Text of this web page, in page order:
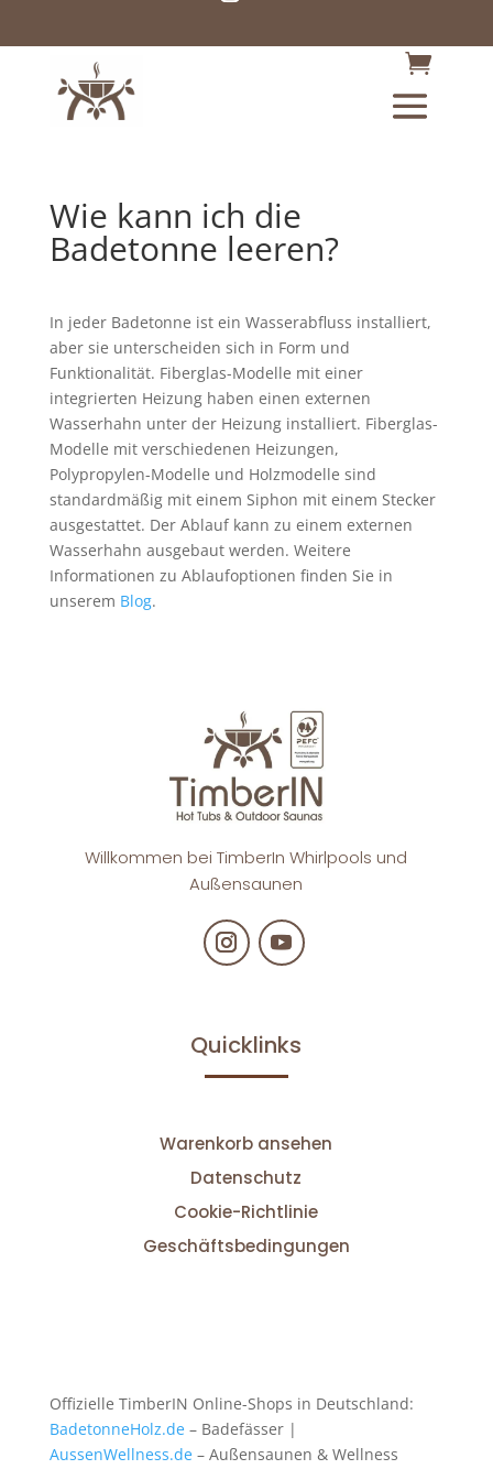
Wie kann ich die
Badetonne leeren?
In jeder Badetonne ist ein Wasserabfluss installiert,
aber sie unterscheiden sich in Form und
Funktionalität. Fiberglas-Modelle mit einer
integrierten Heizung haben einen externen
Wasserhahn unter der Heizung installiert. Fiberglas-
Modelle mit verschiedenen Heizungen,
Polypropylen-Modelle und Holzmodelle sind
standardmäßig mit einem Siphon mit einem Stecker
ausgestattet. Der Ablauf kann zu einem externen
Wasserhahn ausgebaut werden. Weitere
Informationen zu Ablaufoptionen finden Sie in
unserem Blog.
Willkommen bei TimberIn Whirlpools und
Außensaunen
Quicklinks
Warenkorb ansehen
Datenschutz
Cookie-Richtlinie
Geschäftsbedingungen
Offizielle TimberIN Online-Shops in Deutschland:
BadetonneHolz.de– Badefässer |
AussenWellness.de– Außensaunen & Wellness